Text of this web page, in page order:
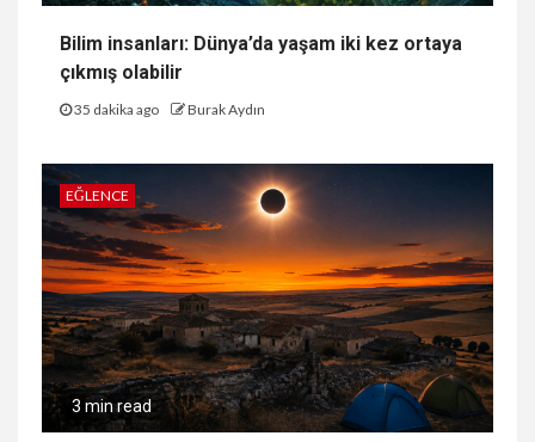
Bilim insanları: Dünya’da yaşam iki kez ortaya
çıkmış olabilir
35 dakika ago Burak Aydın
EĞLENCE
3 min read